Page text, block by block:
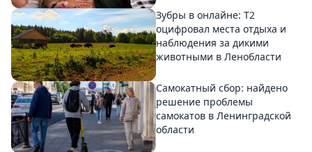
Зубры в онлайне: Т2
оцифровал места отдыха и
наблюдения за дикими
животными в Ленобласти
Самокатный сбор: найдено
решение проблемы
самокатов в Ленинградской
области